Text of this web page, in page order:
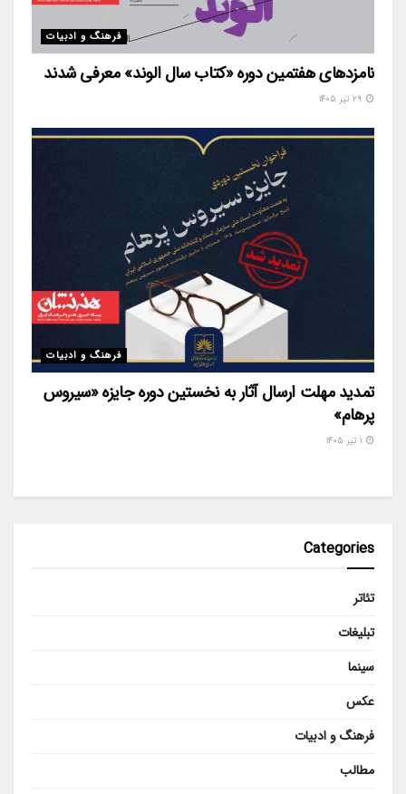
فرهنگ و ادبیات
نامزدهای هفتمین دوره «کتاب سال الوند» معرفی شدند
فرهنگ و ادبیات
تمدید مهلت ارسال آثار به نخستین دوره جایزه «سیروس
پرهام»
Categories
تئاتر
تبلیغات
سینما
عکس
فرهنگ و ادبیات
مطالب